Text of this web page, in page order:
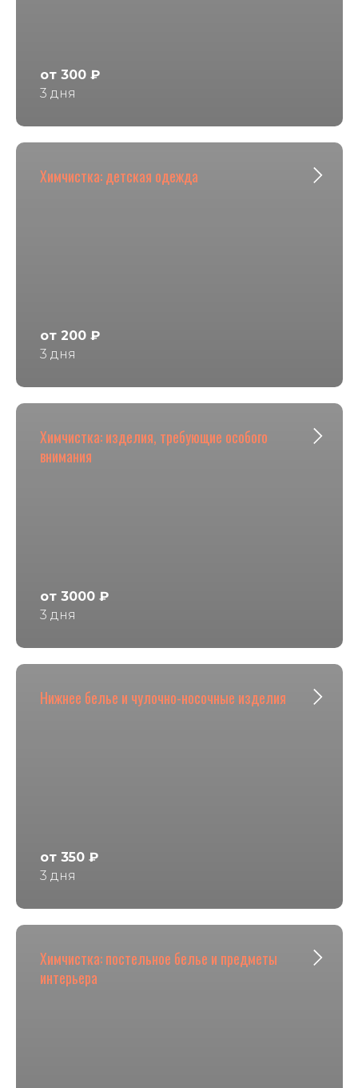
от 300 ₽
3 дня
Химчистка: детская одежда
от 200 ₽
3 дня
Химчистка: изделия, требующие особого
внимания
от 3000 ₽
3 дня
Нижнее белье и чулочно-носочные изделия
от 350 ₽
3 дня
Химчистка: постельное белье и предметы
интерьера